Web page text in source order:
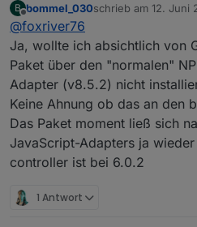
B
Offline
bommel_030schrieb am 12. Juni
zuletzt editiert von
@foxriver76
Ja, wollte ich absichtlich von
Paket über den "normalen"
Adapter (v8.5.2) nicht
Keine Ahnung ob das an den
Das Paket moment ließ sich
JavaScript-Adapters ja wieder
controller ist bei 6.0.2
1 Antwort